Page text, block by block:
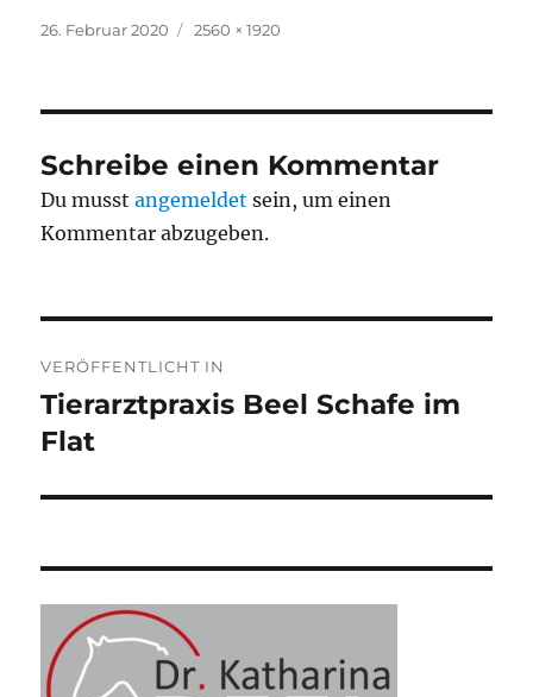
Veröffentlicht
26. Februar 2020 Originalgröße
2560 × 1920
Schreibe einen Kommentar
Du musstangemeldet sein, um einen
Kommentar abzugeben.
VERÖFFENTLICHT IN
Tierarztpraxis Beel Schafe im
Flat